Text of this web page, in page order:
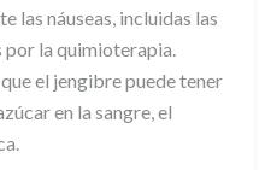
las náuseas, incluidas las
la quimioterapia.
el jengibre puede tener
en la sangre, el